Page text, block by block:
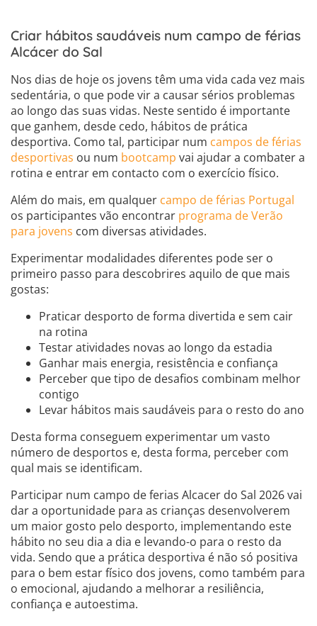
Criar hábitos saudáveis num campo de férias
Alcácer do Sal
Nos dias de hoje os jovens têm uma vida cada vez mais
sedentária, o que pode vir a causar sérios problemas
ao longo das suas vidas. Neste sentido é importante
que ganhem, desde cedo, hábitos de prática
desportiva. Como tal, participar num campos de férias
desportivas ou num bootcamp vai ajudar a combater a
rotina e entrar em contacto com o exercício físico.
Além do mais, em qualquer campo de férias Portugal
os participantes vão encontrar programa de Verão
para jovens com diversas atividades.
Experimentar modalidades diferentes pode ser o
primeiro passo para descobrires aquilo de que mais
gostas:
Praticar desporto de forma divertida e sem cair
na rotina
Testar atividades novas ao longo da estadia
Ganhar mais energia, resistência e confiança
Perceber que tipo de desafios combinam melhor
contigo
Levar hábitos mais saudáveis para o resto do ano
Desta forma conseguem experimentar um vasto
número de desportos e, desta forma, perceber com
qual mais se identificam.
Participar num campo de ferias Alcacer do Sal 2026 vai
dar a oportunidade para as crianças desenvolverem
um maior gosto pelo desporto, implementando este
hábito no seu dia a dia e levando-o para o resto da
vida. Sendo que a prática desportiva é não só positiva
para o bem estar físico dos jovens, como também para
o emocional, ajudando a melhorar a resiliência,
confiança e autoestima.